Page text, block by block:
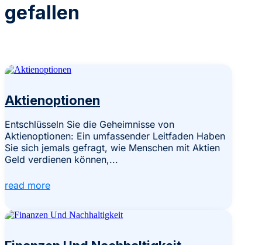
gefallen
Aktienoptionen
Entschlüsseln Sie die Geheimnisse von
Aktienoptionen: Ein umfassender Leitfaden Haben
Sie sich jemals gefragt, wie Menschen mit Aktien
Geld verdienen können,...
read more